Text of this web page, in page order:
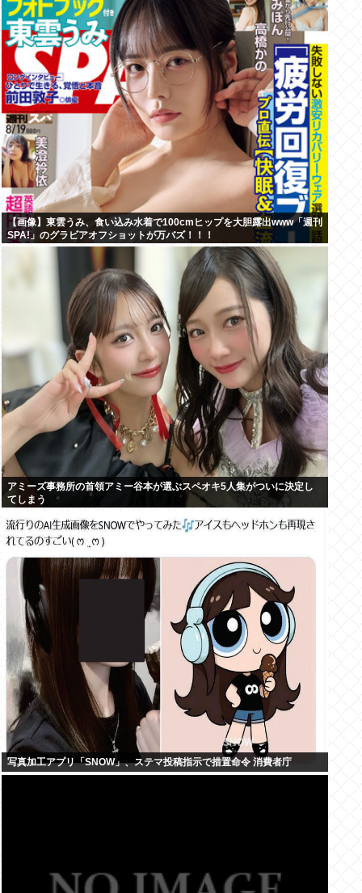
【画像】東雲うみ、食い込み水着で100cmヒップを大胆露出www「週刊
SPA!」のグラビアオフショットが万バズ！！！
アミーズ事務所の首領アミー谷本が選ぶスペオキ5人集がついに決定し
てしまう
写真加工アプリ「SNOW」、ステマ投稿指示で措置命令 消費者庁